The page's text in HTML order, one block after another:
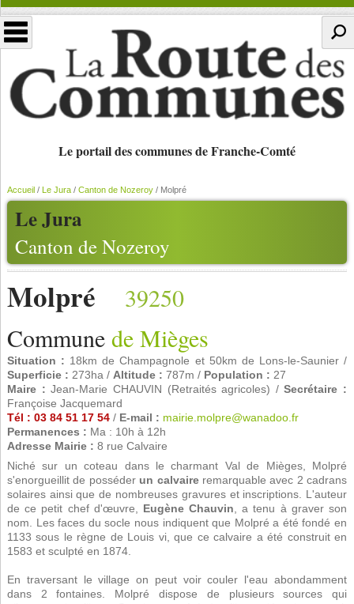
Le portail des communes de Franche-Comté
Le Jura
Canton de Nozeroy
Accueil/ Le Jura/ Canton de Nozeroy/ Molpré
Molpré
39250
Commune de Mièges
Situation : 18km de Champagnole et 50km de Lons-le-Saunier /
Superficie : 273ha / Altitude : 787m / Population : 27
Maire : Jean-Marie CHAUVIN (Retraités agricoles) /Secrétaire :
Françoise Jacquemard
Tél : 03 84 51 17 54/ E-mail : mairie.molpre@wanadoo.fr
Permanences : Ma : 10h à 12h
Adresse Mairie : 8 rue Calvaire
Niché sur un coteau dans le charmant Val de Mièges, Molpré
s'enorgueillit de posséder un calvaireremarquable avec 2 cadrans
solaires ainsi que de nombreuses gravures et inscriptions. L'auteur
de ce petit chef d'œuvre, Eugène Chauvin , a tenu à graver son
nom. Les faces du socle nous indiquent que Molpré a été fondé en
1133 sous le règne de Louis vi, que ce calvaire a été construit en
1583 et sculpté en 1874.
En traversant le village on peut voir couler l'eau abondamment
dans 2 fontaines. Molpré dispose de plusieurs sources qui